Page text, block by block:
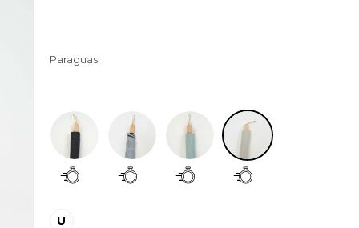
Paraguas.
U